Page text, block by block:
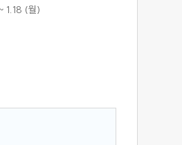
1.18 (월)